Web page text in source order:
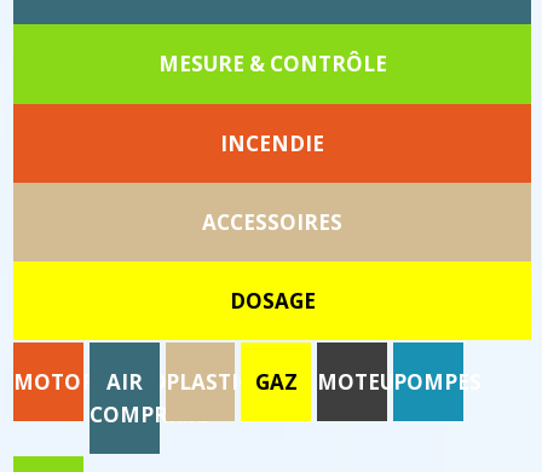
MESURE & CONTRÔLE
INCENDIE
ACCESSOIRES
DOSAGE
MOTORISATION
AIR
COMPRIME
PLASTIQUE
GAZ MOTEURSPOMPES